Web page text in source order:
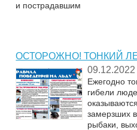
и пострадавшим
ОСТОРОЖНО! ТОНКИЙ
09.12.2022
Ежегодно
гибели
замерзших
рыбаки,